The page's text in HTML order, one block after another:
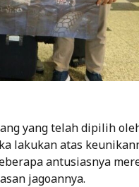
yang telah dipilih
lakukan atas
antusiasnya
jagoannya.